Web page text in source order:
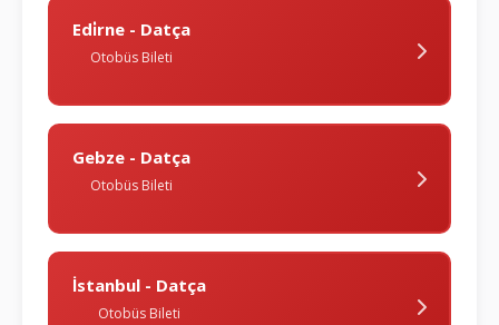
Edi̇rne - Datça
Otobüs Bileti
Gebze - Datça
Otobüs Bileti
İstanbul - Datça
Otobüs Bileti